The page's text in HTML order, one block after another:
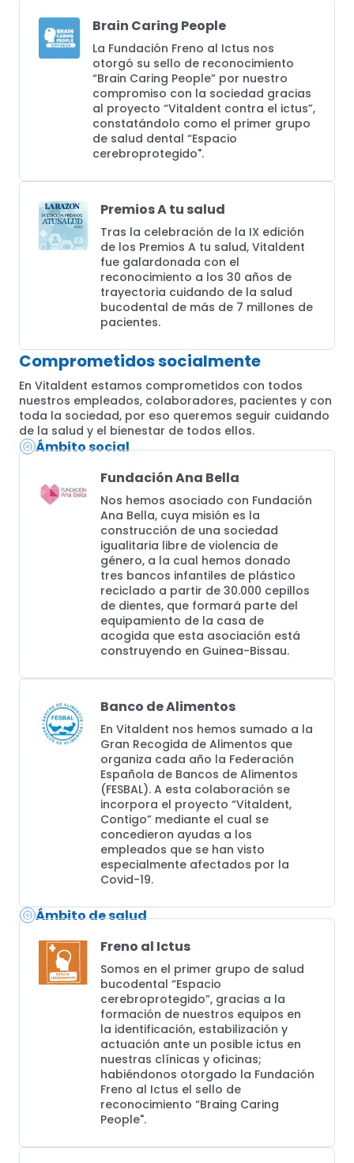
Brain Caring People​​
La Fundación Freno al Ictus nos
otorgó su sello de reconocimiento
“Brain Caring People” por nuestro
compromiso con la sociedad gracias
al proyecto “Vitaldent contra el ictus”,
constatándolo como el primer grupo
de salud dental “Espacio
cerebroprotegido".
Premios A tu salud
Tras la celebración de la IX edición
de los Premios A tu salud, Vitaldent
fue galardonada con el
reconocimiento a los 30 años de
trayectoria cuidando de la salud
bucodental de más de 7 millones de
pacientes.
Comprometidos socialmente
En Vitaldent estamos comprometidos con todos
nuestros empleados, colaboradores, pacientes y con
toda la sociedad, por eso queremos seguir cuidando
de la salud y el bienestar de todos ellos.
Ámbito social
Fundación Ana Bella
Nos hemos asociado con Fundación
Ana Bella, cuya misión es la
construcción de una sociedad
igualitaria libre de violencia de
género, a la cual hemos donado
tres bancos infantiles de plástico
reciclado a partir de 30.000 cepillos
de dientes, que formará parte del
equipamiento de la casa de
acogida que esta asociación está
construyendo en Guinea-Bissau.
Banco de Alimentos
En Vitaldent nos hemos sumado a la
Gran Recogida de Alimentos que
organiza cada año la Federación
Española de Bancos de Alimentos
(FESBAL). A esta colaboración se
incorpora el proyecto “Vitaldent,
Contigo” mediante el cual se
concedieron ayudas a los
empleados que se han visto
especialmente afectados por la
Covid-19.
Ámbito de salud
Freno al Ictus
Somos en el primer grupo de salud
bucodental “Espacio
cerebroprotegido”, gracias a la
formación de nuestros equipos en
la identificación, estabilización y
actuación ante un posible ictus en
nuestras clínicas y oficinas;
habiéndonos otorgado la Fundación
Freno al Ictus el sello de
reconocimiento “Braing Caring
People".